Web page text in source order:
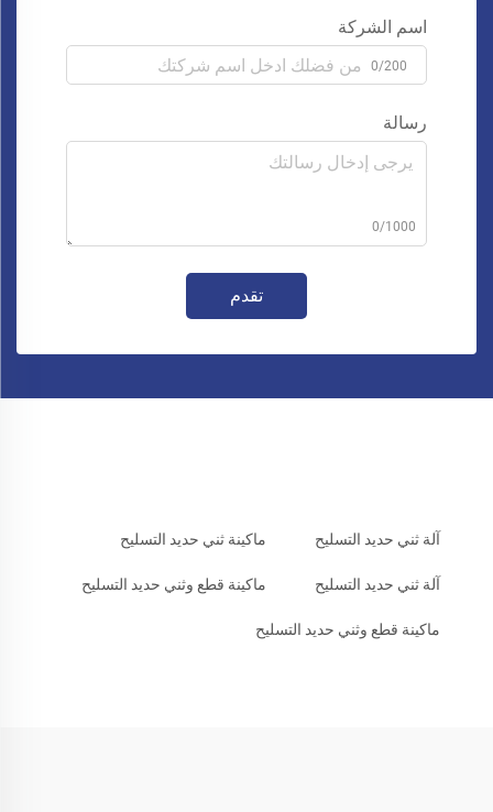
اسم الشركة
0/200
رسالة
0/1000
تقدم
آلة ثني حديد التسليح ماكينة ثني حديد التسليح
آلة ثني حديد التسليح ماكينة قطع وثني حديد التسليح
ماكينة قطع وثني حديد التسليح